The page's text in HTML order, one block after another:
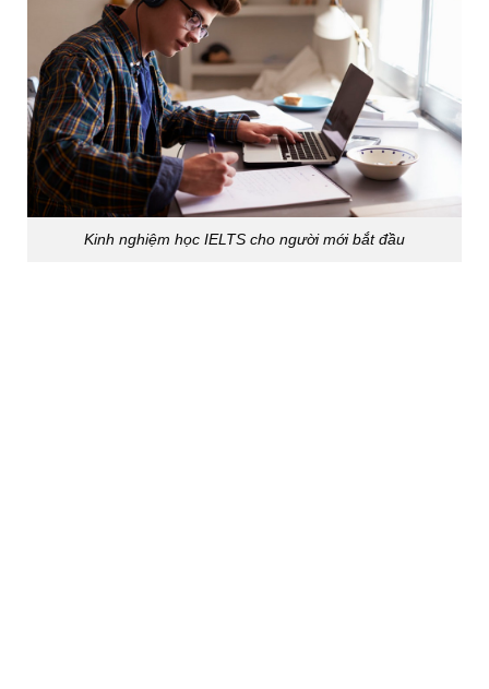
Kinh nghiệm học IELTS cho người mới bắt đầu